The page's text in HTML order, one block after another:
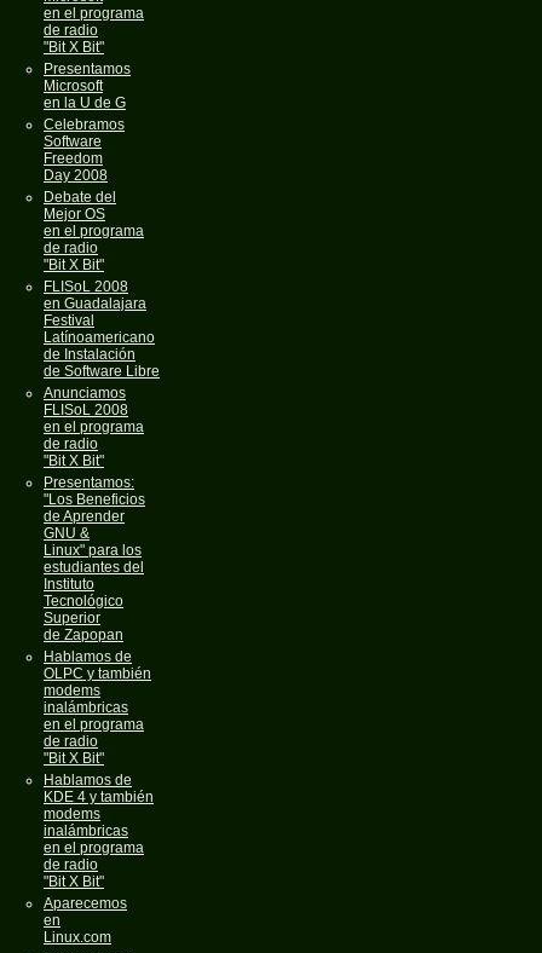
en el programa
de radio
"Bit X Bit"
Presentamos
Microsoft
en la U de G
Celebramos
Software
Freedom
Day 2008
Debate del
Mejor OS
en el programa
de radio
"Bit X Bit"
FLISoL 2008
en Guadalajara
Festival
Latínoamericano
de Instalación
de Software Libre
Anunciamos
FLISoL 2008
en el programa
de radio
"Bit X Bit"
Presentamos:
"Los Beneficios
de Aprender
GNU &
Linux" para los
estudiantes del
Instituto
Tecnológico
Superior
de Zapopan
Hablamos de
OLPC y también
modems
inalámbricas
en el programa
de radio
"Bit X Bit"
Hablamos de
KDE 4 y también
modems
inalámbricas
en el programa
de radio
"Bit X Bit"
Aparecemos
en
Linux.com